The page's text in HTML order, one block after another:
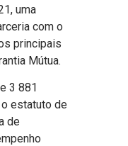
uma
com o
principais
Mútua.
3 881
estatuto de
de